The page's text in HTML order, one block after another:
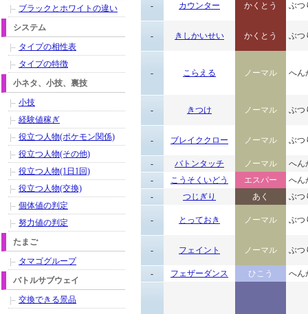
- カウンター かくとう ぶつ
- きしかいせい かくとう ぶつ
- こらえる ノーマル へん
- きつけ ノーマル ぶつ
- ブレイククロー ノーマル ぶつ
- バトンタッチ ノーマル
へん
-
こうそくいどう エスパー
へん
-
つじぎり あく ぶつ
- とっておき ノーマル ぶつ
- フェイント ノーマル ぶつ
- フェザーダンス ひこう へん
ブラックとホワイトの違い
システム
タイプの相性表
タイプの特徴
小ネタ、小技、裏技
小技
経験値稼ぎ
役立つ人物(ポケモン関係)
役立つ人物(その他)
役立つ人物(1日1回)
役立つ人物(交換)
個体値の判定
努力値の判定
たまご
タマゴグループ
バトルサブウェイ
交換できる景品